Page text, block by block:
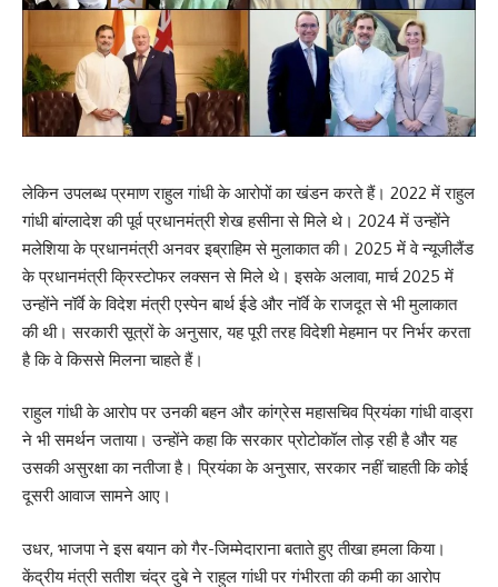
लेकिन उपलब्ध प्रमाण राहुल गांधी के आरोपों का खंडन करते हैं। 2022 में राहुल
गांधी बांग्लादेश की पूर्व प्रधानमंत्री शेख हसीना से मिले थे। 2024 में उन्होंने
मलेशिया के प्रधानमंत्री अनवर इब्राहिम से मुलाकात की। 2025 में वे न्यूजीलैंड
के प्रधानमंत्री क्रिस्टोफर लक्सन से मिले थे। इसके अलावा, मार्च 2025 में
उन्होंने नॉर्वे के विदेश मंत्री एस्पेन बार्थ ईडे और नॉर्वे के राजदूत से भी मुलाकात
की थी। सरकारी सूत्रों के अनुसार, यह पूरी तरह विदेशी मेहमान पर निर्भर करता
है कि वे किससे मिलना चाहते हैं।
राहुल गांधी के आरोप पर उनकी बहन और कांग्रेस महासचिव प्रियंका गांधी वाड्रा
ने भी समर्थन जताया। उन्होंने कहा कि सरकार प्रोटोकॉल तोड़ रही है और यह
उसकी असुरक्षा का नतीजा है। प्रियंका के अनुसार, सरकार नहीं चाहती कि कोई
दूसरी आवाज सामने आए।
उधर, भाजपा ने इस बयान को गैर-जिम्मेदाराना बताते हुए तीखा हमला किया।
केंद्रीय मंत्री सतीश चंद्र दुबे ने राहुल गांधी पर गंभीरता की कमी का आरोप